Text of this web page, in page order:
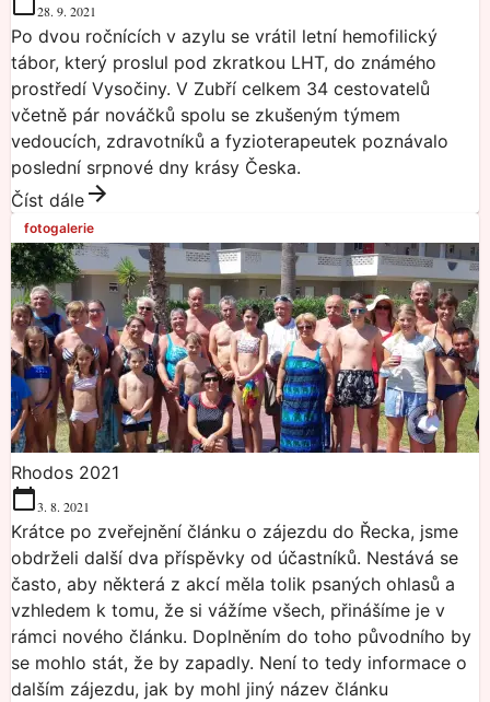
28. 9. 2021
Po dvou ročnících v azylu se vrátil letní hemofilický
tábor, který proslul pod zkratkou LHT, do známého
prostředí Vysočiny. V Zubří celkem 34 cestovatelů
včetně pár nováčků spolu se zkušeným týmem
vedoucích, zdravotníků a fyzioterapeutek poznávalo
poslední srpnové dny krásy Česka.
Číst dále
fotogalerie
Rhodos 2021
3. 8. 2021
Krátce po zveřejnění článku o zájezdu do Řecka, jsme
obdrželi další dva příspěvky od účastníků. Nestává se
často, aby některá z akcí měla tolik psaných ohlasů a
vzhledem k tomu, že si vážíme všech, přinášíme je v
rámci nového článku. Doplněním do toho původního by
se mohlo stát, že by zapadly. Není to tedy informace o
dalším zájezdu, jak by mohl jiný název článku